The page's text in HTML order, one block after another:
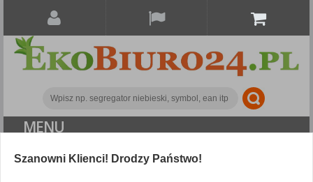
MENU
ALL CATEGORIES
Szanowni Klienci! Drodzy Państwo!